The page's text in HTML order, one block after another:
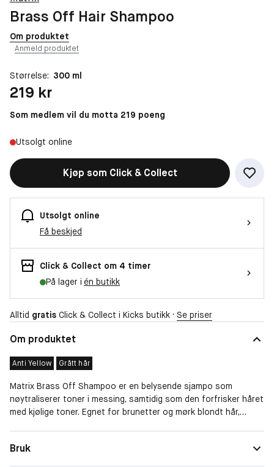
Brass Off Hair Shampoo
Om produktet
Anmeld produktet
Størrelse: 300 ml
Pris: 219 kr
219 kr
Som medlem vil du motta 219 poeng
Utsolgt online
Kjøp som Click & Collect
Utsolgt online
Få beskjed
Click & Collect om 4 timer
På lager i én butikk
Alltid gratis Click & Collect i Kicks butikk · Se priser
Om produktet
Anti Yellow Grått hår
Matrix Brass Off Shampoo er en belysende sjampo som
nøytraliserer toner i messing, samtidig som den forfrisker håret
med kjølige toner. Egnet for brunetter og mørk blondt hår,
nøytraliserer varme gule toner for å rense og tilføye glans i
brunt hår. Etterlater håret renset, fuktet og skinnende! Bruk
Bruk